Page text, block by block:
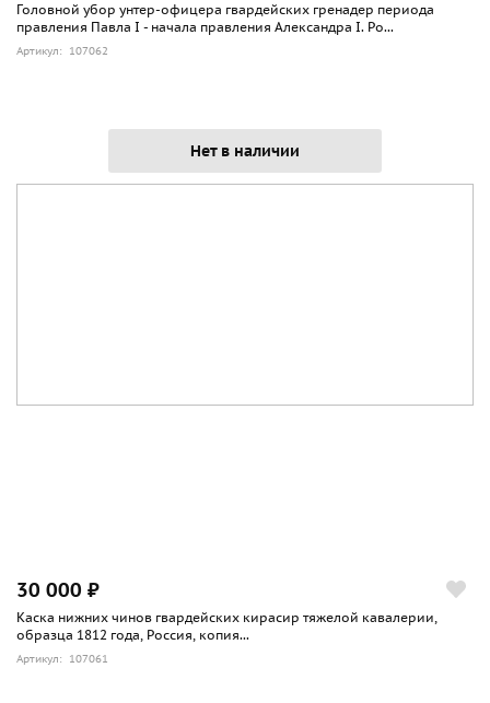
Головной убор унтер-офицера гвардейских гренадер периода
правления Павла I - начала правления Александра I. Ро...
Артикул: 107062
Нет в наличии
30 000 ₽
Каска нижних чинов гвардейских кирасир тяжелой кавалерии,
образца 1812 года, Россия, копия...
Артикул: 107061